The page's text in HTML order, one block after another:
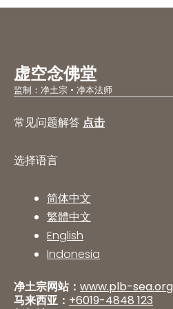
虚空念佛堂
监制：净土宗 • 净本法师
常见问题解答 点击
选择语言
简体中文
繁體中文
English
Indonesia
净土宗网站： www.plb-sea.org
马来西亚： +6019-4848 123